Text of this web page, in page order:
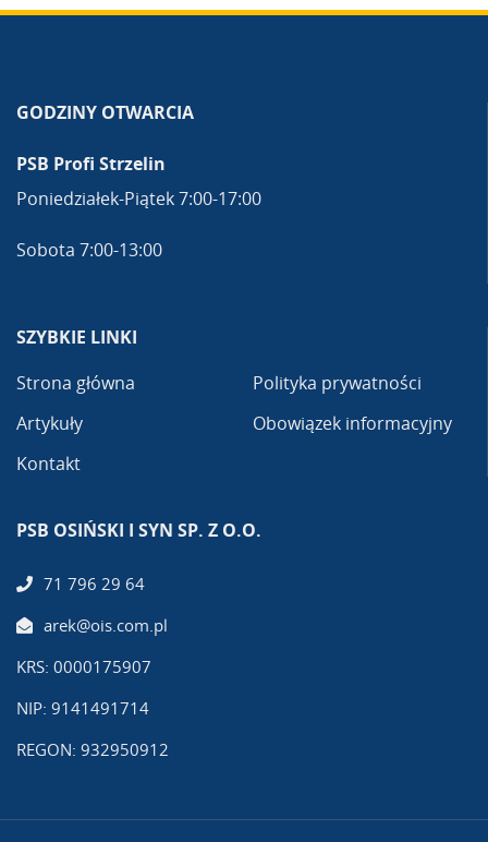
GODZINY OTWARCIA
PSB Profi Strzelin
Poniedziałek-Piątek 7:00-17:00
Sobota 7:00-13:00
SZYBKIE LINKI
Strona główna
Artykuły
Kontakt
Polityka prywatności
Obowiązek informacyjny
PSB OSIŃSKI I SYN SP. Z O.O.
71 796 29 64
arek@ois.com.pl
KRS: 0000175907
NIP: 9141491714
REGON: 932950912